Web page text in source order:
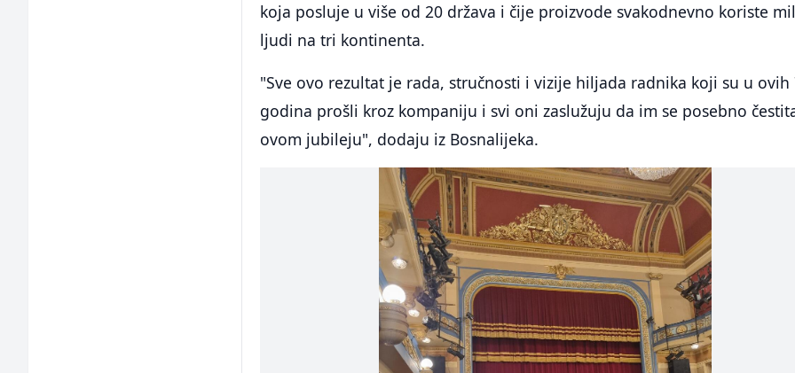
koja posluje u više od 20 država i čije proizvode svakodnevno koriste
ljudi na tri kontinenta.
"Sve ovo rezultat je rada, stručnosti i vizije hiljada radnika koji su u ovih
godina prošli kroz kompaniju i svi oni zaslužuju da im se posebno
ovom jubileju", dodaju iz Bosnalijeka.